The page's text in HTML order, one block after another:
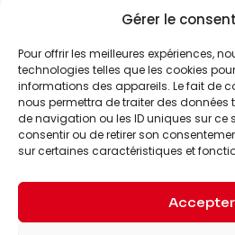
Gérer le
Pour offrir les meilleures expériences,
technologies telles que les cookies
informations des appareils. Le fait de
nous permettra de traiter des données
de navigation ou les ID uniques sur ce
consentir ou de retirer son
sur certaines caractéristiques et
Accepter
MARDI-
LUNDI-
FERMÉ